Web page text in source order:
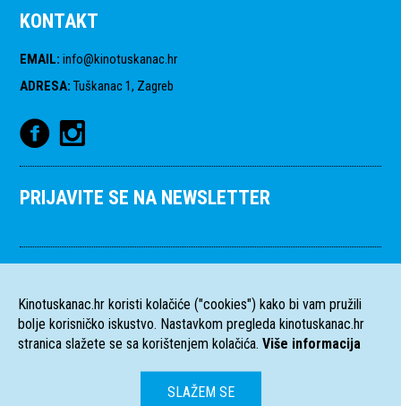
KONTAKT
EMAIL: info@kinotuskanac.hr
ADRESA: Tuškanac 1, Zagreb
PRIJAVITE SE NA NEWSLETTER
Kinotuskanac.hr koristi kolačiće ("cookies") kako bi vam pružili
bolje korisničko iskustvo. Nastavkom pregleda kinotuskanac.hr
stranica slažete se sa korištenjem kolačića. Više informacija
SLAŽEM SE